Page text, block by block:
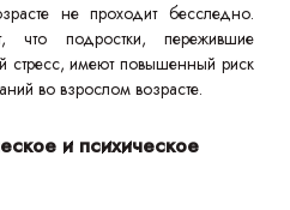
не проходит бесследно.
что подростки, пережившие
стресс, имеют повышенный риск
во взрослом возрасте.
и психическое